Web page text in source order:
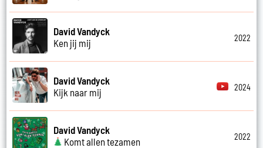
David Vandyck
Ken jij mij
2022
David Vandyck
Kijk naar mij
2024
David Vandyck
Komt allen tezamen
2022